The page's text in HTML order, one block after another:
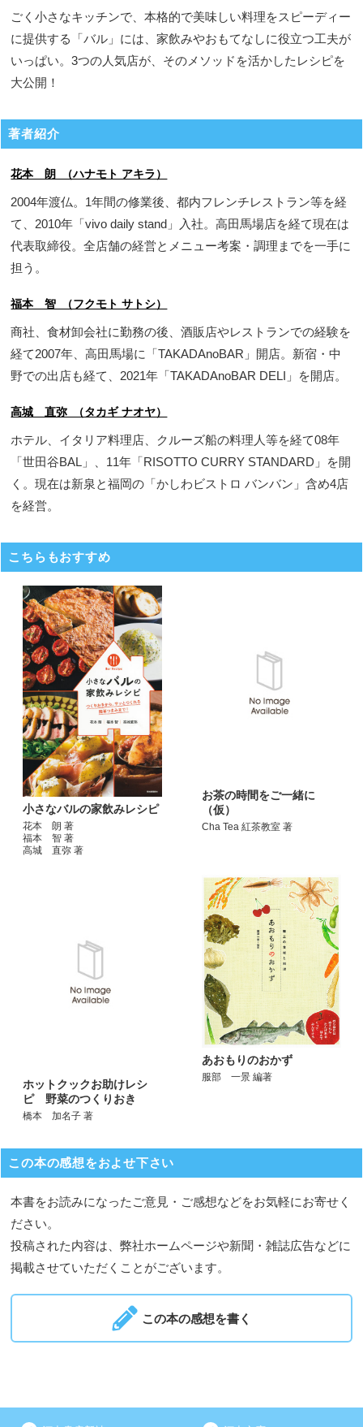
ごく小さなキッチンで、本格的で美味しい料理をスピーディー
に提供する「バル」には、家飲みやおもてなしに役立つ工夫が
いっぱい。3つの人気店が、そのメソッドを活かしたレシピを
大公開！
著者紹介
花本 朗 （ハナモト アキラ）
2004年渡仏。1年間の修業後、都内フレンチレストラン等を経
て、2010年「vivo daily stand」入社。高田馬場店を経て現在は
代表取締役。全店舗の経営とメニュー考案・調理までを一手に
担う。
福本 智 （フクモト サトシ）
商社、食材卸会社に勤務の後、酒販店やレストランでの経験を
経て2007年、高田馬場に「TAKADAnoBAR」開店。新宿・中
野での出店も経て、2021年「TAKADAnoBAR DELI」を開店。
高城 直弥 （タカギ ナオヤ）
ホテル、イタリア料理店、クルーズ船の料理人等を経て08年
「世田谷BAL」、11年「RISOTTO CURRY STANDARD」を開
く。現在は新泉と福岡の「かしわビストロ バンバン」含め4店
を経営。
こちらもおすすめ
小さなバルの家飲みレシピ
花本 朗 著
福本 智 著
高城 直弥 著
お茶の時間をご一緒に
（仮）
Cha Tea 紅茶教室 著
ホットクックお助けレシ
ピ 野菜のつくりおき
橋本 加名子 著
あおもりのおかず
服部 一景 編著
この本の感想をおよせ下さい
本書をお読みになったご意見・ご感想などをお気軽にお寄せく
ださい。
投稿された内容は、弊社ホームページや新聞・雑誌広告などに
掲載させていただくことがございます。
この本の感想を書く